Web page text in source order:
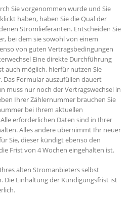
Sie vorgenommen wurde und Sie
haben, haben Sie die Qual der
Stromlieferanten. Entscheiden Sie
bei dem sie sowohl von einem
von guten Vertragsbedingungen
Eine direkte Durchführung
auch möglich, hierfür nutzen Sie
Das Formular auszufüllen dauert
muss nur noch der Vertragswechsel in
Ihrer Zählernummer brauchen Sie
bei Ihrem aktuellen
erforderlichen Daten sind in Ihrer
Alles andere übernimmt Ihr neuer
Sie, dieser kündigt ebenso den
Frist von 4 Wochen eingehalten ist.
alten Stromanbieters selbst
Die Einhaltung der Kündigungsfrist ist